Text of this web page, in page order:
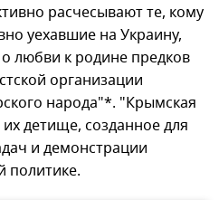
расчесывают те, кому
уехавшие на Украину,
любви к родине предков
организации
народа"*. "Крымская
детище, созданное для
и демонстрации
политике.